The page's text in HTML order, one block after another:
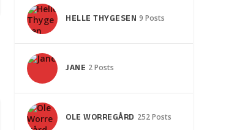
HELLE THYGESEN 9 Posts
JANE 2 Posts
OLE WORREGÅRD 252 Posts